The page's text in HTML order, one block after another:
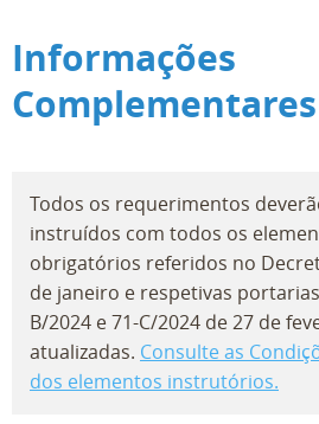
Informações
Complementares
Todos os requerimentos
instruídos com todos os
obrigatórios referidos no
de janeiro e respetivas
B/2024 e 71-C/2024 de 27 de
atualizadas. Consulte as
dos elementos instrutórios.